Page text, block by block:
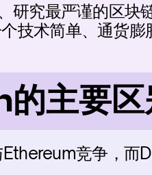
究最严谨的区块
术简单、通货膨
主要区
竞争，而